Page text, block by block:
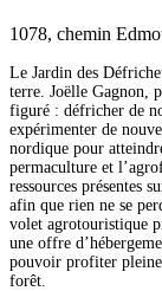
1078, chemin
Le Jardin des
terre. Joëlle Gagnon,
figuré : défricher de
expérimenter de
nordique pour
permaculture et
ressources présentes
afin que rien ne se
volet agrotouristique
une offre
pouvoir profiter
forêt.